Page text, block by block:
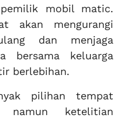
mobil matic.
akan mengurangi
dan menjaga
bersama keluarga
berlebihan.
pilihan tempat
namun ketelitian